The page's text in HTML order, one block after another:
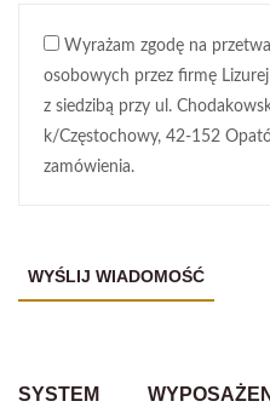
Wyrażam zgodę na
osobowych przez firmę
z siedzibą przy ul.
k/Częstochowy, 42-152
zamówienia.
SYSTEM